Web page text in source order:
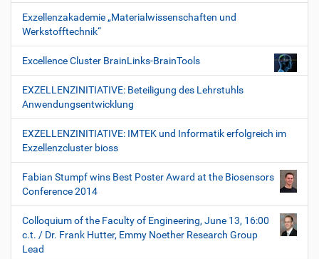
Exzellenzakademie „Materialwissenschaften und
Werkstofftechnik“
Excellence Cluster BrainLinks-BrainTools
EXZELLENZINITIATIVE: Beteiligung des Lehrstuhls
Anwendungsentwicklung
EXZELLENZINITIATIVE: IMTEK und Informatik erfolgreich im
Exzellenzcluster bioss
Fabian Stumpf wins Best Poster Award at the Biosensors
Conference 2014
Colloquium of the Faculty of Engineering, June 13, 16:00
c.t. / Dr. Frank Hutter, Emmy Noether Research Group
Lead